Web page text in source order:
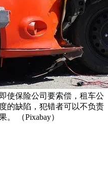
使保险公司要索偿，租车公
的缺陷，犯错者可以不负责
（Pixabay）